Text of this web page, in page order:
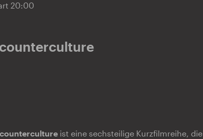
20:00
ist eine sechsteilige Kurzfilmreihe, die